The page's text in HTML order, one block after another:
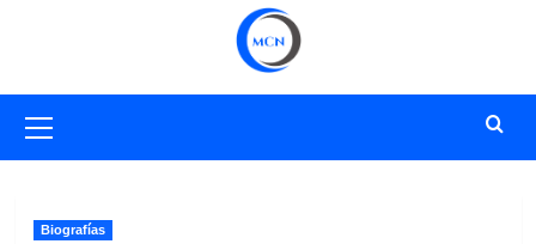
primario
Biografías